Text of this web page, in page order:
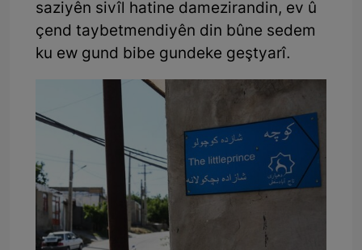
saziyên sivîl hatine damezirandin, ev û
çend taybetmendiyên din bûne sedem
ku ew gund bibe gundeke geştyarî.